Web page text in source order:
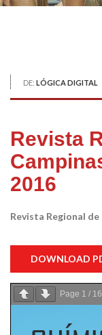
DE: LÓGICA DIGITAL
Revista
2016
Revista Regional de
DOWNLOAD
Page 1 / 16